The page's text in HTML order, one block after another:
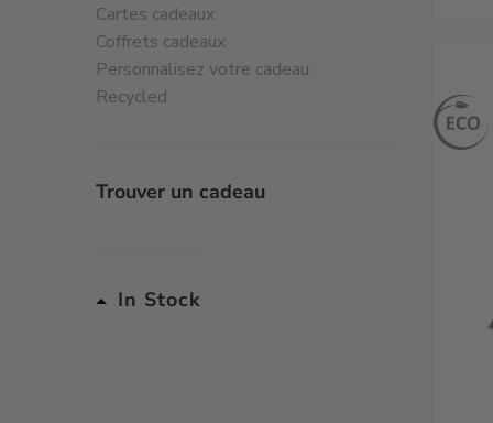
Cartes cadeaux
Coffrets cadeaux
Personnalisez votre cadeau
Recycled
Trouver un cadeau
In Stock